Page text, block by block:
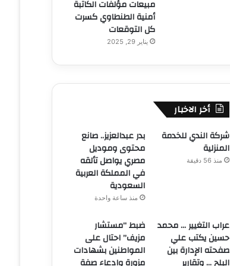
مبيعات مؤلفات الكاتبة
أمنية الطنطاوي كسرت
كل التوقعات
يناير 29, 2025
أخر الاخبار
شركة الندي للخدمة
المنزلية
منذ 56 دقيقة
بدر عبدالعزيز.. صانع
محتوى وموديل
مصري يواصل تألقه
في المملكة العربية
السعودية
منذ ساعة واحدة
عراب التغيير … محمد
حسين يكتب علي
صفحته الإدارة بين
ضبط “مستشار
مزيف” احتال على
المواطنين بشهادات